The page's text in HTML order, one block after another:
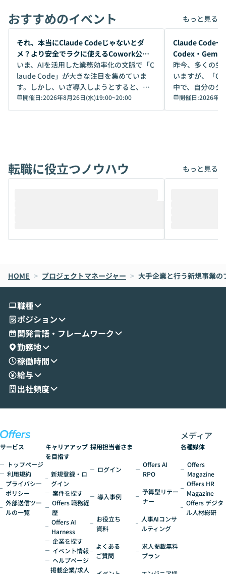
おすすめのイベント もっと見る
開催前
それ、本当にClaude Codeじゃないとダ
メ？より安全でラクに使えるCowork公開
デモ
いま、AIを活用した業務効率化の文脈で「C
laude Code」が大きな注目を集めていま
す。しかし、いざ導入しようとすると、セ
キュリティ面の懸念や権限管理のハードル
から、気軽に使えないケースも多いのでは
けでなく、想像以上の範囲まで自動化でき
ることは、まだあまり知られていません。
メルカリでの判断基準をもとに「なぜClau
oworkの基本的な機能をご紹介いただきま
す。 続く公開デモでは、実際にCoworkを
せいただきます。数分でワークフローが完
成する手軽さや、Gmail等の外部サービス
とセキュアに連携できるポイントなど、実
演を通じて具体的なイメージをお届けしま
す。 後半のディスカッションでは、セキュ
リティの考え方や社内導入の進め方など、
現場目線でさらに深掘りしていきます。
「自分の業務をAIで自動化してみたいけ
いう方にこそ参加いただきたいイベントで
開催日:2026年8月26日(水)19:00~20:00
開催前
Claude Code一
Codex・
昨今、多くの生
いますが、「
中で、自分のタ
いいのか」を自
か？ 「なんとなく誰かが良いと言っていた
は、評判では
ているAIを選ぶこ
それぞれの本当
は、LLMのフル
ント構築の最前
開催日:2026年8
転職に役立つノウハウ もっと見る
HOME > プロジェクトマネージャー > 大手企業と行う新規事業
職種
ポジション
開発言語・フレームワーク
勤務地
稼働時間
給与
出社頻度
サービス
トップページ
利用規約
プライバシー
ポリシー
外部送信ツー
ルの一覧
キャリアアップ
を目指す
新規登録・ロ
グイン
案件を探す
Offers 職務経
歴
Offers AI
Harness
企業を探す
イベント情報
ヘルプページ
掲載企業/求人
採用担当者さま
ログイン
導入事例
お役立ち
資料
よくある
ご質問
Offers AI
RPO
予算型リテー
ナー
人事AIコンサ
ルティング
求人掲載無料
プラン
メディア
各種媒体
Offers
Magazine
Offers HR
Magazine
Offers デジタ
ル人材総研